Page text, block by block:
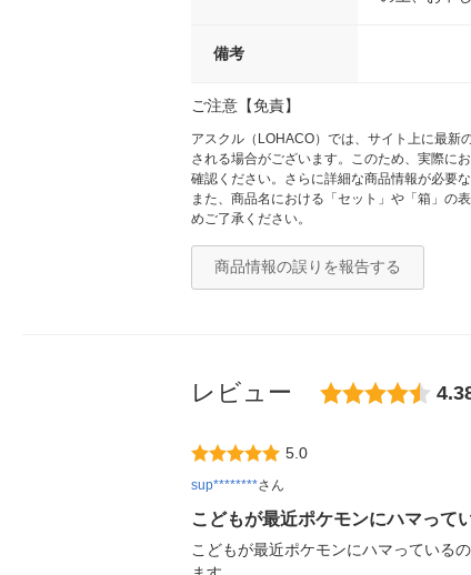
備考
ご注意【免責】
アスクル（LOHACO）では、サイト上に最新
される場合がございます。このため、実際に
確認ください。さらに詳細な商品情報が必要
また、商品名における「セット」や「箱」の
めご了承ください。
商品情報の誤りを報告する
レビュー
5.0
sup********さん
こどもが最近ポケモンにハマって
こどもが最近ポケモンにハマっている